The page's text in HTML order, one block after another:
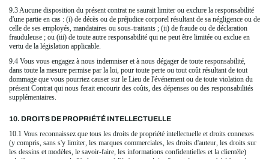
9.3 Aucune disposition du présent contrat ne saurait limiter ou exclure la responsabilité
d'une partie en cas : (i) de décès ou de préjudice corporel résultant de sa négligence ou de
celle de ses employés, mandataires ou sous-traitants ; (ii) de fraude ou de déclaration
frauduleuse ; ou (iii) de toute autre responsabilité qui ne peut être limitée ou exclue en
vertu de la législation applicable.
9.4 Vous vous engagez à nous indemniser et à nous dégager de toute responsabilité,
dans toute la mesure permise par la loi, pour toute perte ou tout coût résultant de tout
dommage que vous pourriez causer sur le Lieu de l'événement ou de toute violation du
présent Contrat qui nous ferait encourir des coûts, des dépenses ou des responsabilités
supplémentaires.
10. DROITS DE PROPRIÉTÉ INTELLECTUELLE
10.1 Vous reconnaissez que tous les droits de propriété intellectuelle et droits connexes
(y compris, sans s'y limiter, les marques commerciales, les droits d'auteur, les droits sur
les dessins et modèles, le savoir-faire, les informations confidentielles et la clientèle)